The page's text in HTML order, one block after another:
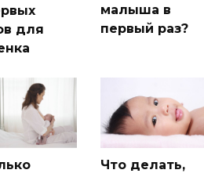
для
малыша в
первый раз?
Что делать,